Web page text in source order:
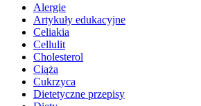
Alergie
Artykuły edukacyjne
Celiakia
Cellulit
Cholesterol
Ciąża
Cukrzyca
Dietetyczne przepisy